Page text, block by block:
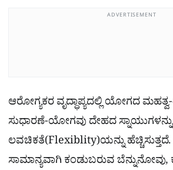
ADVERTISEMENT
ಆರೋಗ್ಯಕರ ವೃದ್ಧಾಪ್ಯದಲ್ಲಿ ಯೋಗದ
ಸುಧಾರಣೆ-ಯೋಗವು ದೇಹದ
ಲವಚಿಕತೆ(Flexiblity)ಯನ್ನು
ಸಾಮಾನ್ಯವಾಗಿ ಕಂಡುಬರುವ ಬೆನ್ನುನೋವು,